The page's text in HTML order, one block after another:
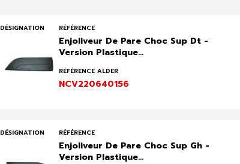
DÉSIGNATION RÉFÉRENCE
Enjoliveur De Pare Choc Sup Dt -
Version Plastique...
RÉFÉRENCE ALDER
NCV220640156
DÉSIGNATION RÉFÉRENCE
Enjoliveur De Pare Choc Sup Gh -
Version Plastique...